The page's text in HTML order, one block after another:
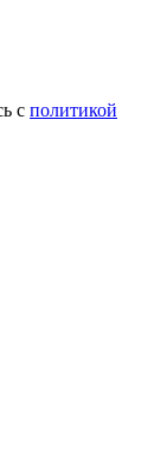
с политикой